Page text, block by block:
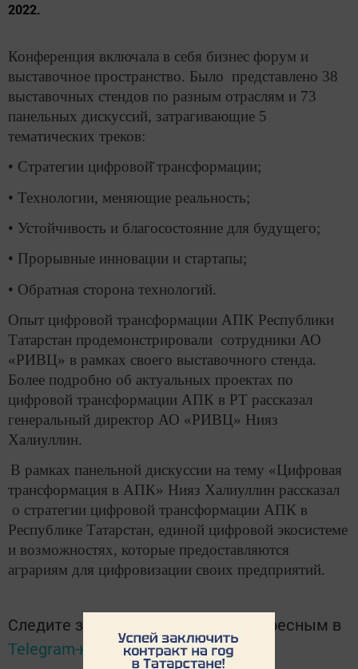
2022.
Конференция включала в себя бизнес форум и
выставочное пространство. Было представлено 38
выставочных стендов по разным отраслям и 73
панельных дискуссий, затрагивающие 5
тематических треков:
• Стратегии цифровой̆ трансформации;
• Технологии, меняющие реальность;
• Устойчивость и благосостояние для будущего;
• Прорывные инновации и стартапы;
• Обратная сторона технологий.
Опыт цифровой трансформации АПК Республики
Татарстан продемонстрировали сотрудники АО
«РИВЦ» в рамках своего выставочного стенда.
Более подробно об актуальных проектах по
цифровой трансформации АПК в РТ рассказал
генеральный директор АО «РИВЦ» Нияз
Халиуллин.
В рамках панельной дискуссии на тему «Цифровая
трансформация в АПК» Нияз Халиуллин рассказал
о стратегии цифровой трансформации АПК в
Республике Татарстан, единой цифровой экосистеме
и возможностях, которые предоставляются
аграриям для цифровизации своих предприятий.
Следите за самым важным и интересным в
Telegram-каналеТатмедиа